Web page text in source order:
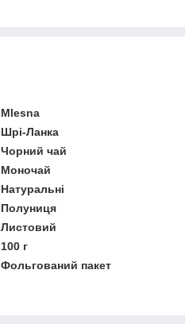
Mlesna
Шрі-Ланка
Чорний чай
Моночай
Натуральні
Полуниця
Листовий
100 г
Фольгований пакет